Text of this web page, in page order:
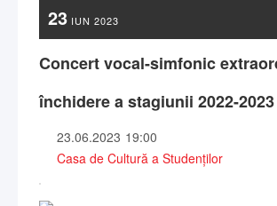
23 IUN 2023
Concert vocal-simfonic
închidere a stagiunii 2022-2023
23.06.2023 19:00
Casa de Cultură a Studenților